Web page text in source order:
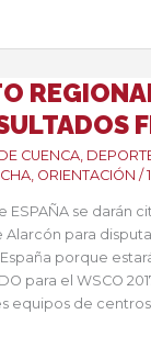
CUENCA,
, ORIENTACIÓN /
se darán
para disputar
porque
para el WSCO
equipos de